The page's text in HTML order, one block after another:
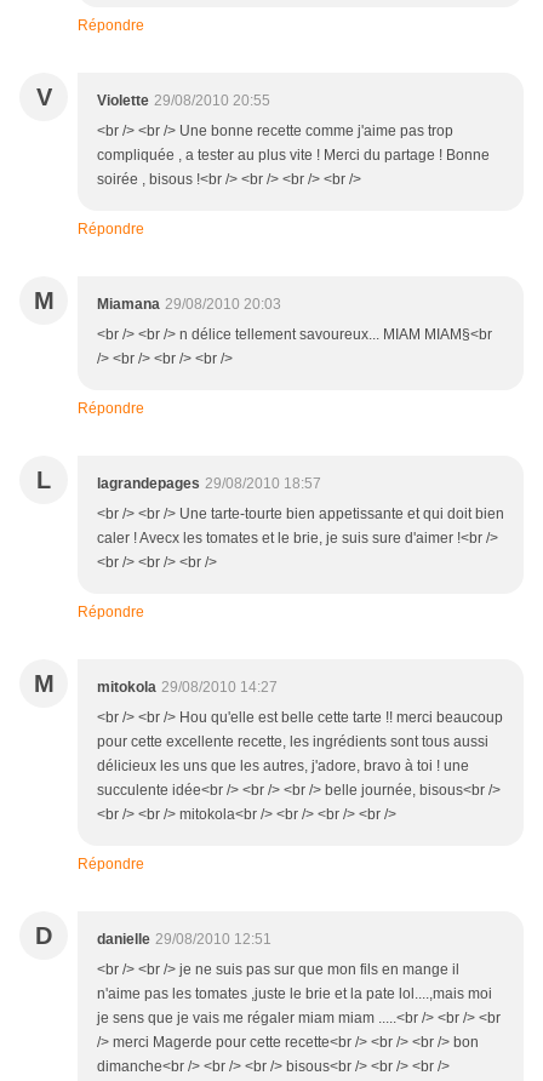
Répondre
V Violette 29/08/2010 20:55
<br /> <br /> Une bonne recette comme j'aime pas trop
compliquée , a tester au plus vite ! Merci du partage ! Bonne
soirée , bisous !<br /> <br /> <br /> <br />
Répondre
M Miamana 29/08/2010 20:03
<br /> <br /> n délice tellement savoureux... MIAM MIAM§<br
/> <br /> <br /> <br />
Répondre
L lagrandepages 29/08/2010 18:57
<br /> <br /> Une tarte-tourte bien appetissante et qui doit bien
caler ! Avecx les tomates et le brie, je suis sure d'aimer !<br />
<br /> <br /> <br />
Répondre
M mitokola 29/08/2010 14:27
<br /> <br /> Hou qu'elle est belle cette tarte !! merci beaucoup
pour cette excellente recette, les ingrédients sont tous aussi
délicieux les uns que les autres, j'adore, bravo à toi ! une
succulente idée<br /> <br /> <br /> belle journée, bisous<br />
<br /> <br /> mitokola<br /> <br /> <br /> <br />
Répondre
D danielle 29/08/2010 12:51
<br /> <br /> je ne suis pas sur que mon fils en mange il
n'aime pas les tomates ,juste le brie et la pate lol....,mais moi
je sens que je vais me régaler miam miam .....<br /> <br /> <br
/> merci Magerde pour cette recette<br /> <br /> <br /> bon
dimanche<br /> <br /> <br /> bisous<br /> <br /> <br />